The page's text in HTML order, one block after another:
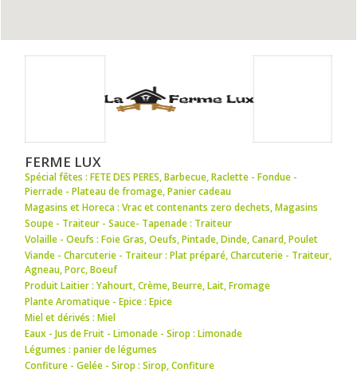
FERME LUX
Spécial fêtes : FETE DES PERES,Barbecue,Raclette - Fondue -
Pierrade - Plateau de fromage,Panier cadeau
Magasins et Horeca : Vrac et contenants zero dechets,Magasins
Soupe - Traiteur - Sauce- Tapenade : Traiteur
Volaille - Oeufs : Foie Gras,Oeufs,Pintade,Dinde,Canard,Poulet
Viande - Charcuterie - Traiteur : Plat préparé,Charcuterie - Traiteur,
Agneau,Porc,Boeuf
Produit Laitier : Yahourt,Crème,Beurre,Lait,Fromage
Plante Aromatique - Epice : Epice
Miel et dérivés : Miel
Eaux - Jus de Fruit - Limonade - Sirop : Limonade
Légumes : panier de légumes
Confiture - Gelée - Sirop : Sirop,Confiture